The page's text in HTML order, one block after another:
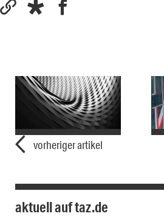
vorheriger artikel
aktuell auf taz.de